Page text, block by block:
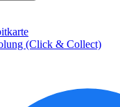
(Click & Collect)